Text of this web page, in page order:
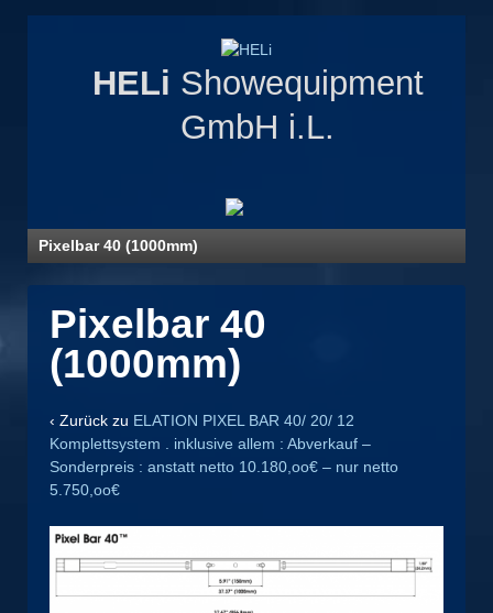
HELi Showequipment
GmbH i.L.
Pixelbar 40 (1000mm)
Pixelbar 40
(1000mm)
‹ Zurück zu ELATION PIXEL BAR 40/ 20/ 12
Komplettsystem . inklusive allem : Abverkauf –
Sonderpreis : anstatt netto 10.180,oo€ – nur netto
5.750,oo€